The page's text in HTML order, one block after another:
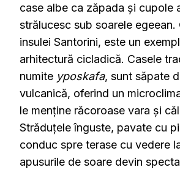
case albe ca zăpada și cupole
strălucesc sub soarele egeean.
insulei Santorini, este un
arhitectură cicladică. Casele
numite yposkafa, sunt săpate
vulcanică, oferind un
le menține răcoroase vara și
Străduțele înguste, pavate cu
conduc spre terase cu vedere
apusurile de soare devin